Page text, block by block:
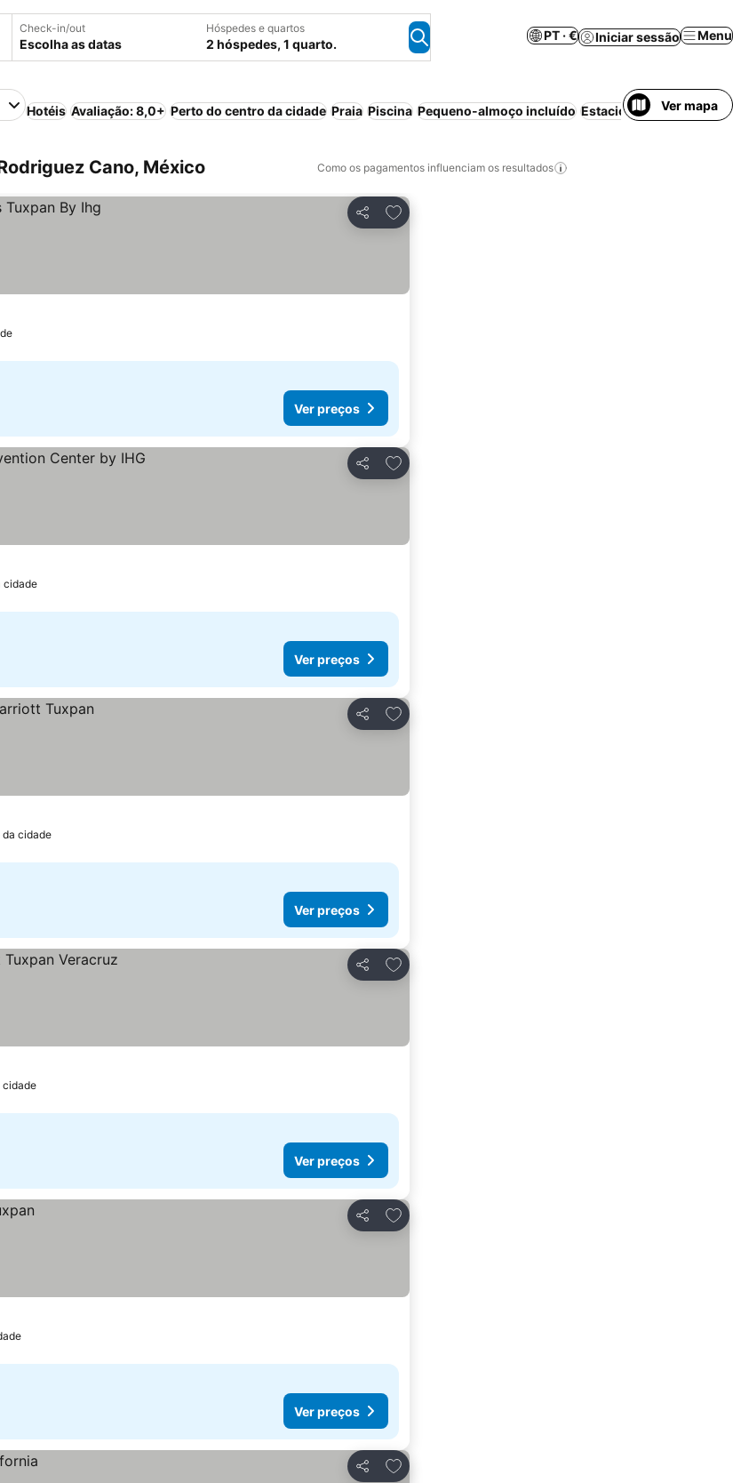
Check-in/out
Escolha as datas
Hóspedes e quartos
2 hóspedes, 1 quarto.
PT · € Iniciar sessão Menu
Hotéis Avaliação: 8,0+ Perto do centro da cidade Praia Piscina Pequeno-almoço incluído Estacionamento Ar
Ver mapa
Cano, México Como os pagamentos influenciam os resultados
Partilhar
Adicionar aos favoritos
Ver preços
Partilhar
Adicionar aos favoritos
cidade
Ver preços
Partilhar
Adicionar aos favoritos
da cidade
Ver preços
Partilhar
Adicionar aos favoritos
cidade
Ver preços
Partilhar
Adicionar aos favoritos
Ver preços
Partilhar
Adicionar aos favoritos